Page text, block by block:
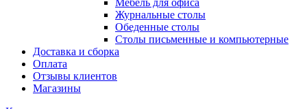
Мебель для офиса
Журнальные столы
Обеденные столы
Столы письменные и компьютерные
Доставка и сборка
Оплата
Отзывы клиентов
Магазины